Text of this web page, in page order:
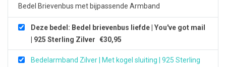
Bedel Brievenbus met bijpassende Armband
Deze bedel: Bedel brievenbus liefde | You've got mail
| 925 Sterling Zilver €30,95
Bedelarmband Zilver | Met kogel sluiting | 925 Sterling